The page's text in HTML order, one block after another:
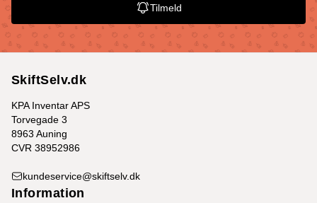
Tilmeld
SkiftSelv.dk
KPA Inventar APS
Torvegade 3
8963 Auning
CVR 38952986
kundeservice@skiftselv.dk
Information